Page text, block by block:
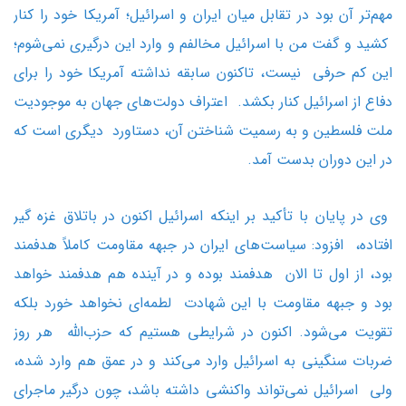
مهم‌تر آن بود در تقابل میان ایران و اسرائیل؛ آمریکا خود را کنار
کشید و گفت من با اسرائیل مخالفم و وارد این درگیری نمی‌شوم؛
این کم حرفی نیست، تاکنون سابقه نداشته آمریکا خود را برای
دفاع از اسرائیل کنار بکشد. اعتراف دولت‌های جهان به موجودیت
ملت فلسطین و به رسمیت شناختن آن، دستاورد دیگری است که
در این دوران بدست آمد.
وی در پایان با تأکید بر اینکه اسرائیل اکنون در باتلاق غزه گیر
افتاده، افزود: سیاست‌های ایران در جبهه مقاومت کاملاً هدفمند
بود، از اول تا الان هدفمند بوده و در آینده هم هدفمند خواهد
بود و جبهه مقاومت با این شهادت لطمه‌ای نخواهد خورد بلکه
تقویت می‌شود. اکنون در شرایطی هستیم که حزب‌الله هر روز
ضربات سنگینی به اسرائیل وارد می‌کند و در عمق هم وارد شده،
ولی اسرائیل نمی‌تواند واکنشی داشته باشد، چون درگیر ماجرای